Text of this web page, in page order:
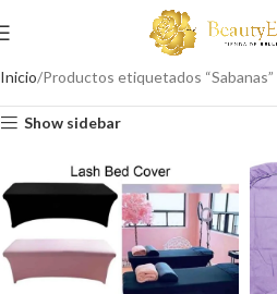
Inicio Productos etiquetados “Sabanas”
Show sidebar